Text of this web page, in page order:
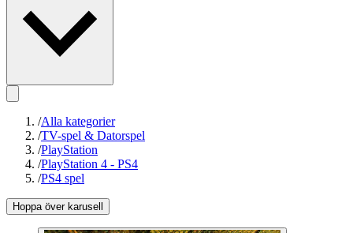
/Alla kategorier
/TV-spel & Datorspel
/PlayStation
/PlayStation 4 - PS4
/PS4 spel
Hoppa över karusell